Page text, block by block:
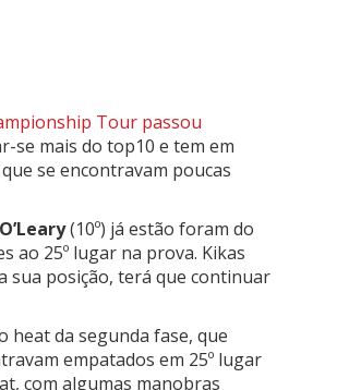
Tour passou
se mais do top10 e tem em
se encontravam poucas
(10º) já estão foram do
ao 25º lugar na prova. Kikas
sua posição, terá que continuar
heat da segunda fase, que
empatados em 25º lugar
com algumas manobras